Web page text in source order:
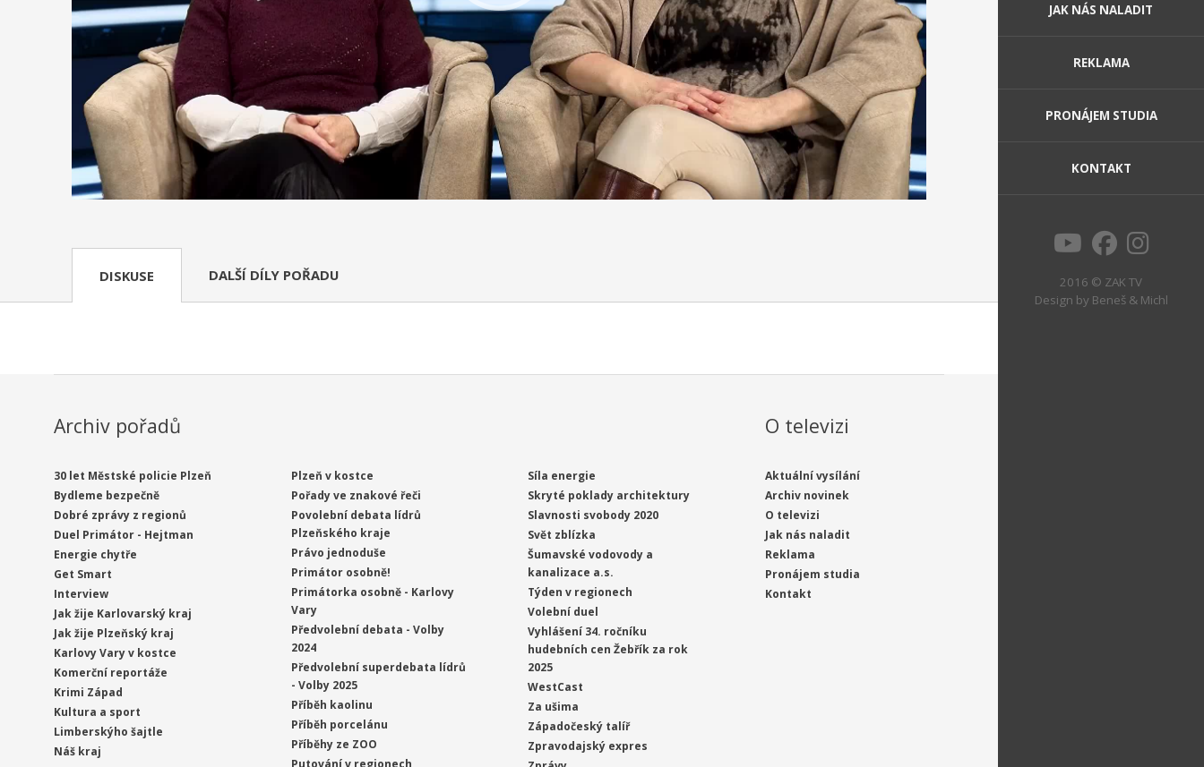
JAK NÁS NALADIT
REKLAMA
PRONÁJEM STUDIA
KONTAKT
2016 © ZAK TV
Design by Beneš & Michl
DISKUSE DALŠÍ DÍLY POŘADU
Archiv pořadů
30 let Městské policie Plzeň
Bydleme bezpečně
Dobré zprávy z regionů
Duel Primátor - Hejtman
Energie chytře
Get Smart
Interview
Jak žije Karlovarský kraj
Jak žije Plzeňský kraj
Karlovy Vary v kostce
Komerční reportáže
Krimi Západ
Kultura a sport
Limberskýho šajtle
Náš kraj
Plzeň v kostce
Pořady ve znakové řeči
Povolební debata lídrů
Plzeňského kraje
Právo jednoduše
Primátor osobně!
Primátorka osobně - Karlovy
Vary
Předvolební debata - Volby
2024
Předvolební superdebata lídrů
- Volby 2025
Příběh kaolinu
Příběh porcelánu
Příběhy ze ZOO
Síla energie
Skryté poklady architektury
Slavnosti svobody 2020
Svět zblízka
Šumavské vodovody a
kanalizace a.s.
Týden v regionech
Volební duel
Vyhlášení 34. ročníku
hudebních cen Žebřík za rok
2025
WestCast
Za ušima
Západočeský talíř
Zpravodajský expres
O televizi
Aktuální vysílání
Archiv novinek
O televizi
Jak nás naladit
Reklama
Pronájem studia
Kontakt